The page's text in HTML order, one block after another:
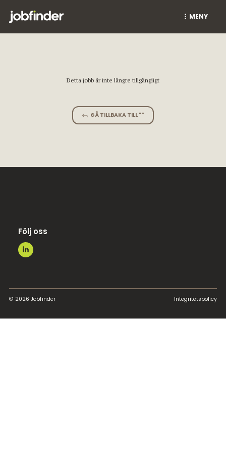
MENY
Detta jobb är inte längre tillgängligt
GÅ TILLBAKA TILL ""
Följ oss
© 2026 Jobfinder Integritetspolicy